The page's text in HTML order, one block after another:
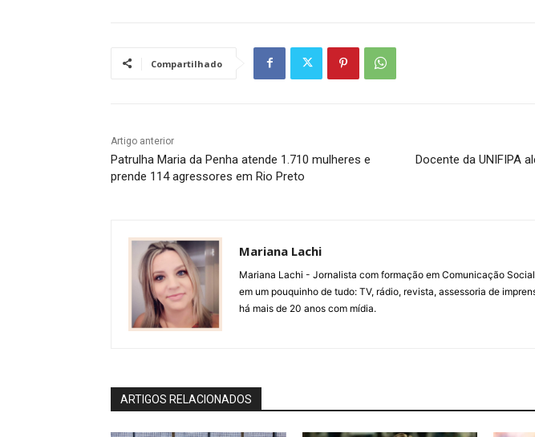
Compartilhado
Artigo anterior
Patrulha Maria da Penha atende 1.710 mulheres e
prende 114 agressores em Rio Preto
Docente da UNIFIPA
Mariana Lachi
Mariana Lachi - Jornalista com formação em Comunicação
em um pouquinho de tudo: TV, rádio, revista, assessoria de
há mais de 20 anos com mídia.
ARTIGOS RELACIONADOS